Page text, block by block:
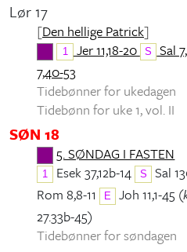
Lør 17
[Den hellige Patrick]
1 Jer 11,18-20 S Sal
7,40-53
Tidebønner for ukedagen
Tidebønn for uke 1, vol. II
SØN 18
5. SØNDAG I FASTEN
1 Esek 37,12b-14 S Sal
Rom 8,8-11 E Joh 11,1-45 (
27.33b-45)
Tidebønner for søndagen